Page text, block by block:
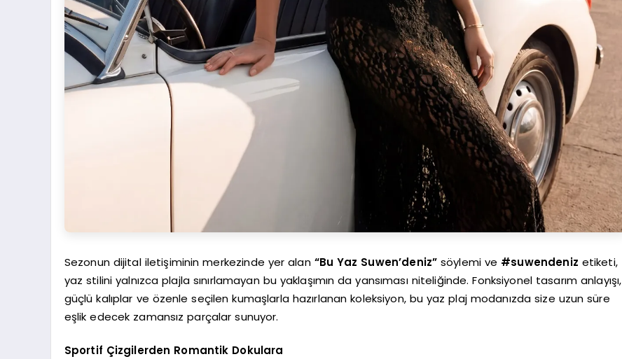
Sezonun dijital iletişiminin merkezinde yer alan “Bu Yaz Suwen’deniz” söylemi ve #suwendeniz etiketi,
yaz stilini yalnızca plajla sınırlamayan bu yaklaşımın da yansıması niteliğinde. Fonksiyonel tasarım anlayışı,
güçlü kalıplar ve özenle seçilen kumaşlarla hazırlanan koleksiyon, bu yaz plaj modanızda size uzun süre
eşlik edecek zamansız parçalar sunuyor.
Sportif Çizgilerden Romantik Dokulara